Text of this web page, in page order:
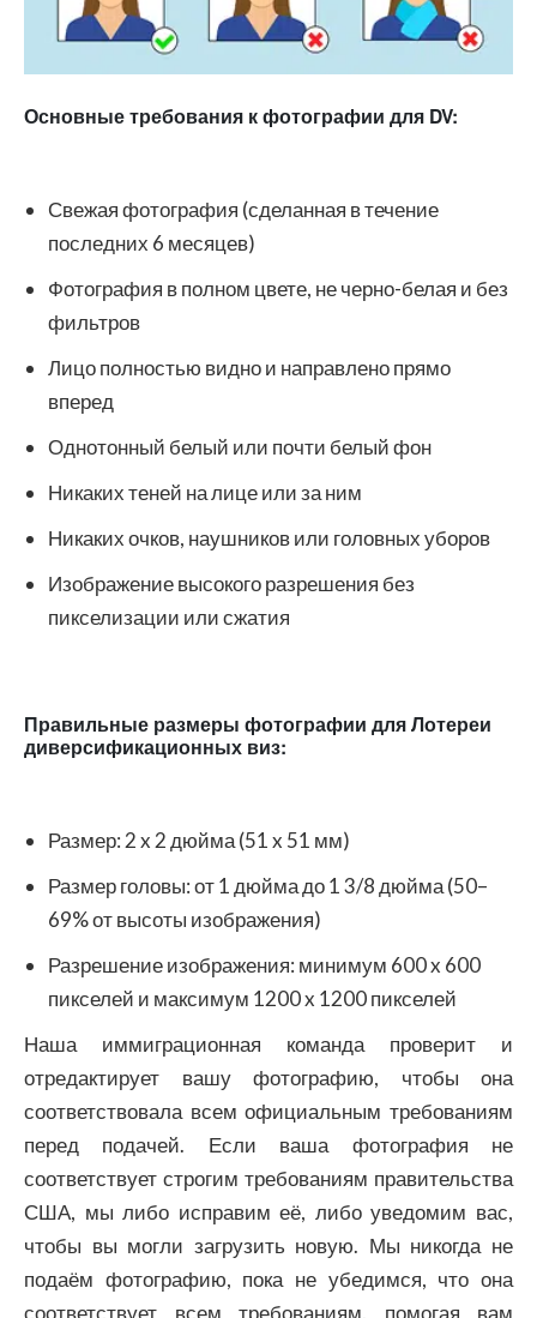
Основные требования к фотографии для DV:
Свежая фотография (сделанная в течение
последних 6 месяцев)
Фотография в полном цвете, не черно-белая и без
фильтров
Лицо полностью видно и направлено прямо
вперед
Однотонный белый или почти белый фон
Никаких теней на лице или за ним
Никаких очков, наушников или головных уборов
Изображение высокого разрешения без
пикселизации или сжатия
Правильные размеры фотографии для Лотереи
диверсификационных виз:
Размер: 2 x 2 дюйма (51 x 51 мм)
Размер головы: от 1 дюйма до 1 3/8 дюйма (50–
69% от высоты изображения)
Разрешение изображения: минимум 600 x 600
пикселей и максимум 1200 x 1200 пикселей
Наша иммиграционная команда проверит и
отредактирует вашу фотографию, чтобы она
соответствовала всем официальным требованиям
перед подачей. Если ваша фотография не
соответствует строгим требованиям правительства
США, мы либо исправим её, либо уведомим вас,
чтобы вы могли загрузить новую. Мы никогда не
подаём фотографию, пока не убедимся, что она
соответствует всем требованиям, помогая вам